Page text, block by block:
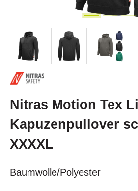
Nitras Motion Tex
Kapuzenpullover
XXXXL
Baumwolle/Polyester